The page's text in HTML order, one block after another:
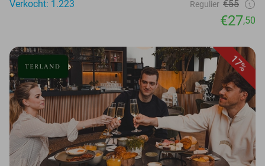
Verkocht: 1.223
Regulier €55
€27,50
17%